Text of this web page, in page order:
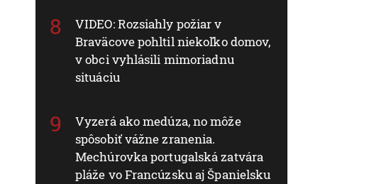
VIDEO: Rozsiahly požiar v
Braväcove pohltil niekoľko domov,
v obci vyhlásili mimoriadnu
situáciu
Vyzerá ako medúza, no môže
spôsobiť vážne zranenia.
Mechúrovka portugalská zatvára
pláže vo Francúzsku aj Španielsku